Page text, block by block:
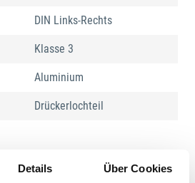
Details Über Cookies
DIN Links-Rechts
Klasse 3
Aluminium
Drückerlochteil